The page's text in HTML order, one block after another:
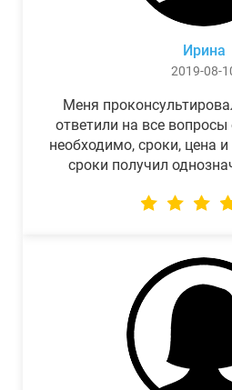
Ирина
2019-08-
Меня
ответили на все
необходимо, сроки, цена
сроки получил